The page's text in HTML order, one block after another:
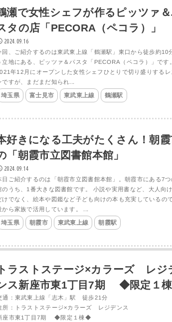
瀬で女性シェフが作るピッツァ
タの店「PECORA（ペコラ）」
2024.09.16
回、ご紹介するのは東武東上線「鶴瀬駅」東口から徒歩約10
立地にある、ピッツァ＆パスタ「PECORA（ペコラ）」です。
年12月にオープンした女性シェフひとりで切り盛りするレ
ですが、まだまだ知られ...
埼玉県 富士見市 東武東上線 鶴瀬駅
好きになる工夫がたくさん！朝
「朝霞市立図書館本館」
2024.09.14
日ご紹介するのは「朝霞市立図書館本館」。朝霞市にある7つ
のうち、1番大きな図書館です。 小説や実用書など、大人向
けでなく、絵本や図鑑など子ども向けの本も充実しているの
から家族で活用しています。 ...
埼玉県 朝霞市 東武東上線 朝霞駅
ラストステージ×カラーズ レジ
ス新座市東1丁目7期 ◆限定１
通：東武東上線「志木」駅 徒歩21分
所：トラストステージ×カラーズ レジデンス
座市東1丁目7期 ◆限定１棟◆